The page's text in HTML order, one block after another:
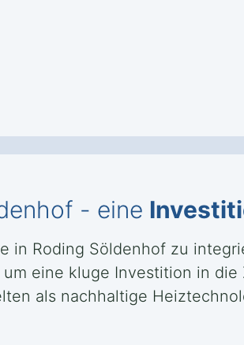
- eine
in Roding Söldenhof zu
eine kluge Investition in
als nachhaltige